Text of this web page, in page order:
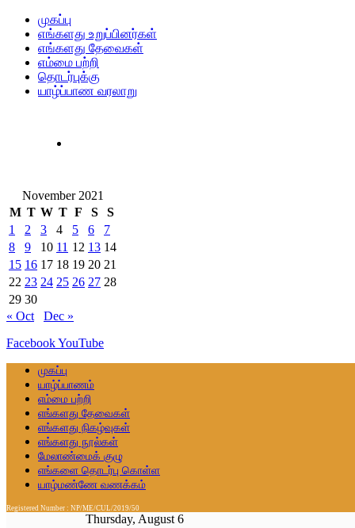
முகப்பு
எங்களது உறுப்பினர்கள்
எங்களது தேவைகள்
எம்மை பற்றி
தொடர்புக்கு
யாழ்ப்பாண வரலாறு
November 2021
M T W T F S
S
1
2 3 4 5 6
7
8
9 10 11 12 13 14
15 16 17 18 19 20 21
22 23 24 25 26 27 28
29 30
« Oct
Dec »
FacebookYouTube
முகப்பு
யாழ்ப்பாணம்
எம்மை பற்றி
எங்களது தேவைகள்
எங்களது நிகழ்வுகள்
எங்களது நூல்கள்
மேலாண்மைக் குழு
எங்களை தொடர்பு கொள்ள
யாழ்மண்ணே வணக்கம்
Registered Number : NP/ME/CUL/2019/50
Thursday, August 6